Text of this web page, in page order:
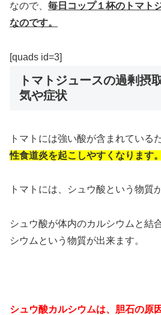
なので、 毎日コップ１杯のトマト
なのです。
[quads id=3]
トマトジュースの過剰摂
気や症状
トマトには強い酸が含まれている
性食道炎を起こしやすくなります。
トマトには、シュウ酸という物質
シュウ酸が体内のカルシウムと結
シウムという物質が出来ます。
シュウ酸カルシウムは、胆石の原